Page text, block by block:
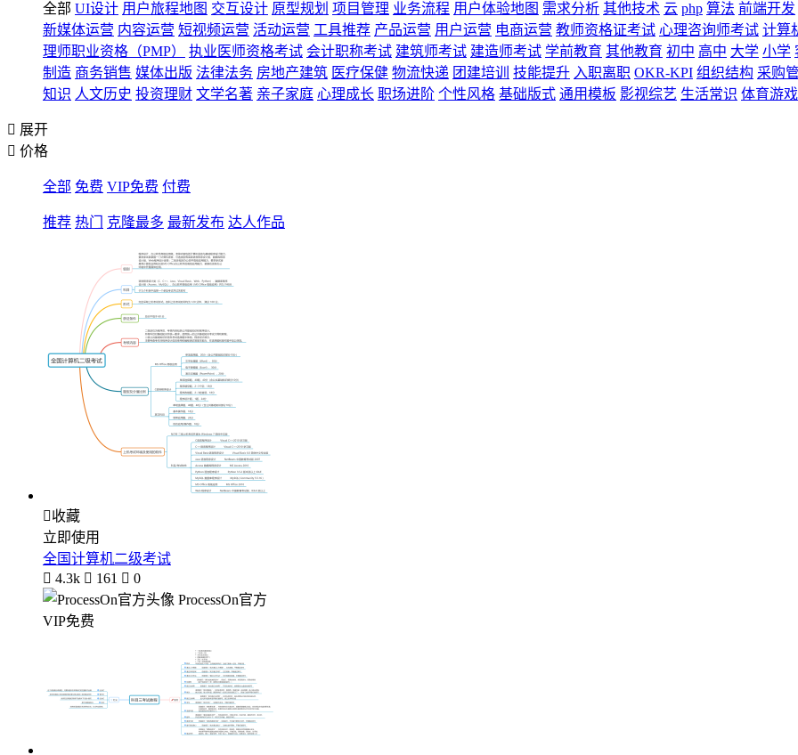
全部 UI设计 用户旅程地图 交互设计 原型规划 项目管理 业务流程 用户体验地图 需求分析 其他技术 云 php 算法 前端开发
新媒体运营 内容运营 短视频运营 活动运营 工具推荐 产品运营 用户运营 电商运营 教师资格证考试 心理咨询师考试 计算
理师职业资格（PMP）
执业医师资格考试 会计职称考试 建筑师考试 建造师考试 学前教育 其他教育 初中 高中 大学 小学
制造 商务销售 媒体出版 法律法务 房地产建筑 医疗保健 物流快递 团建培训 技能提升 入职离职 OKR-KPI 组织结构 采购
知识 人文历史 投资理财 文学名著 亲子家庭 心理成长 职场进阶 个性风格 基础版式 通用模板 影视综艺 生活常识 体育游戏
 展开
 价格
全部 免费 VIP免费 付费
推荐 热门 克隆最多 最新发布 达人作品
收藏
立即使用
全国计算机二级考试
 4.3k  161  0
ProcessOn官方
VIP免费